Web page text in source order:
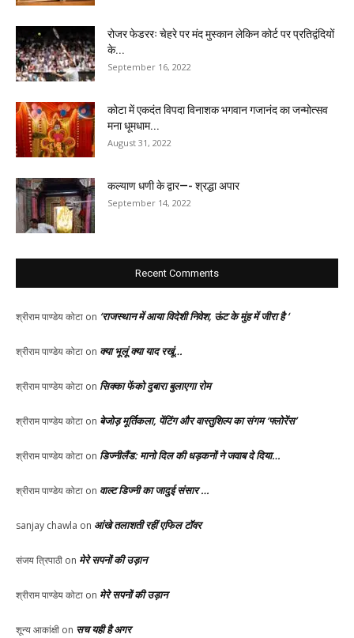
रोजर फेडररः चेहरे पर मंद मुस्कान लेकिन कोर्ट पर प्रतिद्वंदियों
के...
September 16, 2022
कोटा में एकदंत विपदा विनाशक भगवान गजानंद का जन्मोत्सव
मना धूमधाम...
August 31, 2022
कल्याण धणी के द्वार—- श्रद्धा अपार
September 14, 2022
Recent Comments
श्रीराम पाण्डेय कोटा on ‘राजस्थान में आया विदेशी निवेश, ऊंट के मुंह में जीरा है ‘
श्रीराम पाण्डेय कोटा on क्या भूलूं क्या याद रखूं…
श्रीराम पाण्डेय कोटा on सिक्का फेंको दुबारा बुलाएगा रोम
श्रीराम पाण्डेय कोटा on बेजोड़ मूर्तिकला, पेंटिंग और वास्तुशिल्प का संगम ‘फ्लोरेंस’
श्रीराम पाण्डेय कोटा on डिज्नीलैंड: मानो दिल की धड़कनों ने जवाब दे दिया…
श्रीराम पाण्डेय कोटा on वाल्ट डिज्नी का जादुई संसार …
sanjay chawla on आंखे तलाशती रहीं एफिल टॉवर
संजय त्रिपाठी on मेरे सपनों की उड़ान
श्रीराम पाण्डेय कोटा on मेरे सपनों की उड़ान
शून्य आकांक्षी on सच यही है अगर